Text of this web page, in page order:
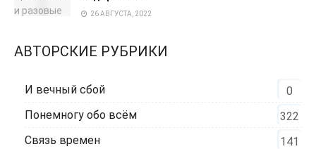
26 АВГУСТА, 2022
АВТОРСКИЕ РУБРИКИ
И вечный сбой
0
Понемногу обо всём
322
Связь времен
141